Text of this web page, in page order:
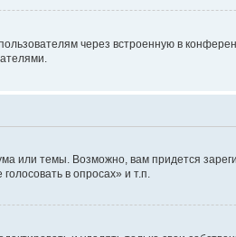
через встроенную в
или темы. Возможно, вам придется
в опросах» и т.п.